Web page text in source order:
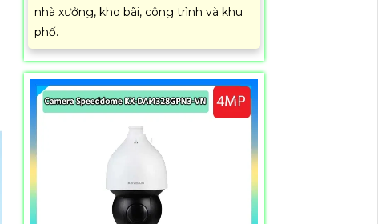
nhà xưởng, kho bãi, công trình và khu
phố.